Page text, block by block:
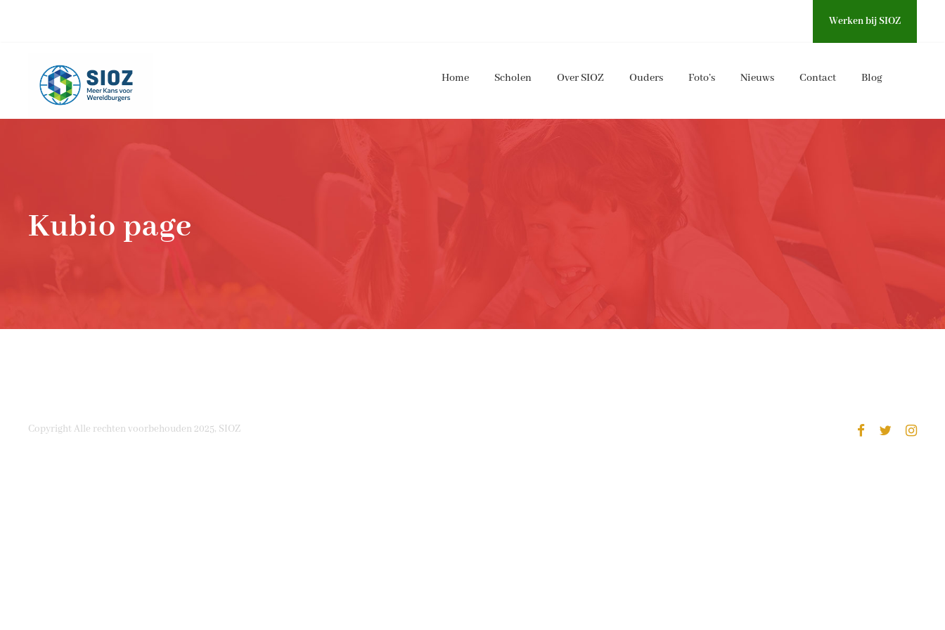
Werken bij SIOZ
Home Scholen Over SIOZ Ouders Foto’s Nieuws Contact Blog
Kubio page
Copyright Alle rechten voorbehouden 2025, SIOZ